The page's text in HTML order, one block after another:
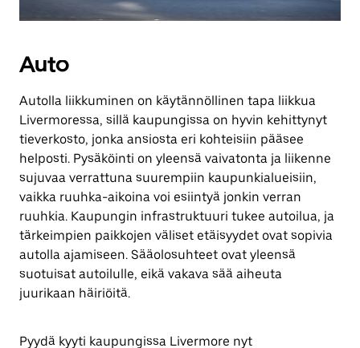
Auto
Autolla liikkuminen on käytännöllinen tapa liikkua
Livermoressa, sillä kaupungissa on hyvin kehittynyt
tieverkosto, jonka ansiosta eri kohteisiin pääsee
helposti. Pysäköinti on yleensä vaivatonta ja liikenne
sujuvaa verrattuna suurempiin kaupunkialueisiin,
vaikka ruuhka-aikoina voi esiintyä jonkin verran
ruuhkia. Kaupungin infrastruktuuri tukee autoilua, ja
tärkeimpien paikkojen väliset etäisyydet ovat sopivia
autolla ajamiseen. Sääolosuhteet ovat yleensä
suotuisat autoilulle, eikä vakava sää aiheuta
juurikaan häiriöitä.
Pyydä kyyti kaupungissa Livermore nyt